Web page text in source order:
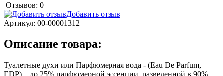
Отзывов: 0
Добавить отзыв
Артикул: 00-00001312
Описание товара:
Туалетные духи или Парфюмерная вода - (Eau De Parfum,
EDP) – до 25% парфюмерной эссенции, разведенной в 90%